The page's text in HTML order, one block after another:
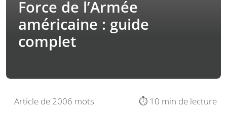
Force de l’Armée
américaine : guide
complet
Article de 2006 mots ⏱️ 10 min de lecture